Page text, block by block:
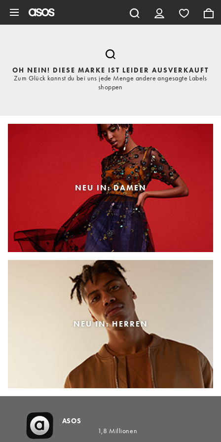
OH NEIN! DIESE MARKE IST LEIDER AUSVERKAUFT
Zum Glück kannst du bei uns jede Menge andere angesagte Labels
shoppen
NEU IN: DAMEN
NEU IN: HERREN
ASOS
1,8 Millionen